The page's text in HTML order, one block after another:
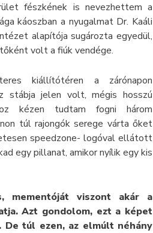
fészkének is nevezhettem a
káoszban a nyugalmat Dr. Kaáli
alapítója sugározta egyedül,
volt a fiúk vendége.
kiállítótéren a zárónapon
stábja jelen volt, mégis hosszú
kézen tudtam fogni három
túl rajongók serege várta őket
speedzone- logóval ellátott
egy pillanat, amikor nyílik egy kis
mementóját viszont akár a
Azt gondolom, ezt a képet
De túl ezen, az elmúlt néhány